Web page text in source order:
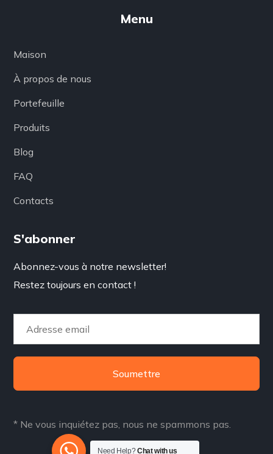
Menu
Maison
À propos de nous
Portefeuille
Produits
Blog
FAQ
Contacts
S'abonner
Abonnez-vous à notre newsletter!
Restez toujours en contact !
Soumettre
* Ne vous inquiétez pas, nous ne spammons pas.
Need Help?Chat with us